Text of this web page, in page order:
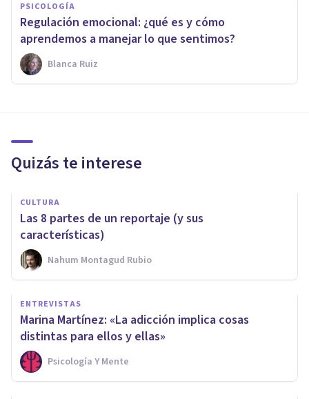
PSICOLOGÍA
Regulación emocional: ¿qué es y cómo
aprendemos a manejar lo que sentimos?
Blanca Ruiz
Quizás te interese
CULTURA
Las 8 partes de un reportaje (y sus
características)
Nahum Montagud Rubio
ENTREVISTAS
Marina Martínez: «La adicción implica cosas
distintas para ellos y ellas»
Psicología Y Mente